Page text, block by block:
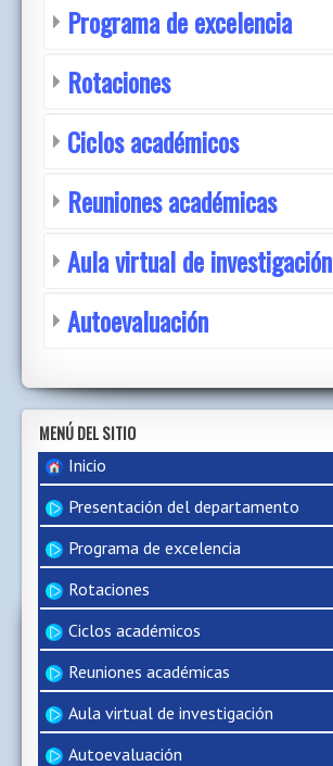
Programa de excelencia
Rotaciones
Ciclos académicos
Reuniones académicas
Aula virtual de investigación
Autoevaluación
MENÚ DEL SITIO
Inicio
Presentación del departamento
Programa de excelencia
Rotaciones
Ciclos académicos
Reuniones académicas
Aula virtual de investigación
Autoevaluación